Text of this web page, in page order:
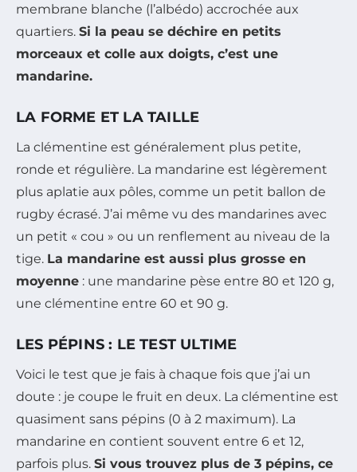
membrane blanche (l’albédo) accrochée aux
quartiers. Si la peau se déchire en petits
morceaux et colle aux doigts, c’est une
mandarine.
LA FORME ET LA TAILLE
La clémentine est généralement plus petite,
ronde et régulière. La mandarine est légèrement
plus aplatie aux pôles, comme un petit ballon de
rugby écrasé. J’ai même vu des mandarines avec
un petit « cou » ou un renflement au niveau de la
tige. La mandarine est aussi plus grosse en
moyenne : une mandarine pèse entre 80 et 120 g,
une clémentine entre 60 et 90 g.
LES PÉPINS : LE TEST ULTIME
Voici le test que je fais à chaque fois que j’ai un
doute : je coupe le fruit en deux. La clémentine est
quasiment sans pépins (0 à 2 maximum). La
mandarine en contient souvent entre 6 et 12,
parfois plus. Si vous trouvez plus de 3 pépins, ce